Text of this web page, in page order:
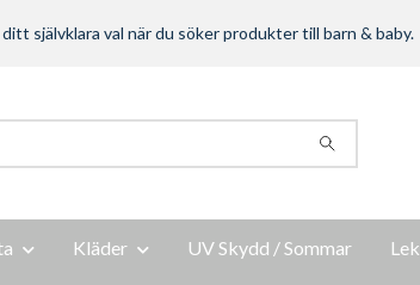
självklara val när du söker produkter till barn & baby.
Kläder UV Skydd / Sommar Lek